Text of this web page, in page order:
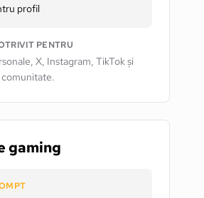
profil
PENTRU
X, Instagram, TikTok și
gaming